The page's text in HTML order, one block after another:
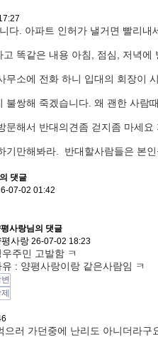
다. 아파트 인허가 낼거면 빨리내
똑같은 내용 아침, 점심, 저녁에
무소에 전화 하니 입대의 회장이
불쌍해 죽겠습니다. 왜 괜한 사람
문해서 반대의견좀 걷지좀 마세
기만해봐라. 반대할사람들은 본
댓글
07-02 01:42
사랑님의 댓글
평사랑 26-07-02 18:23
우주민 고발함 ㅋ
유 : 양평사랑이랑 같은사람임 ㅋ
으러 가던중에 난리도 아니더라구